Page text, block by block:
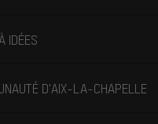
IDÉES
D'AIX-LA-CHAPELLE